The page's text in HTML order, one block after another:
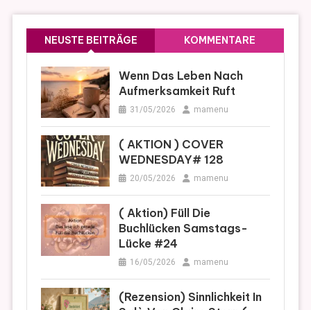
NEUSTE BEITRÄGE KOMMENTARE
Wenn Das Leben Nach
Aufmerksamkeit Ruft
31/05/2026 mamenu
( AKTION ) COVER
WEDNESDAY# 128
20/05/2026 mamenu
( Aktion) Füll Die
Buchlücken Samstags-
Lücke #24
16/05/2026 mamenu
(Rezension) Sinnlichkeit In